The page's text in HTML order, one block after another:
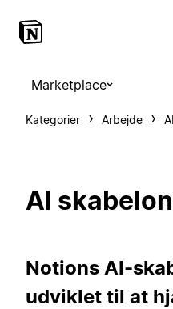
Marketplace
Kategorier Arbejde AI
AI
Notions AI-
udviklet til at